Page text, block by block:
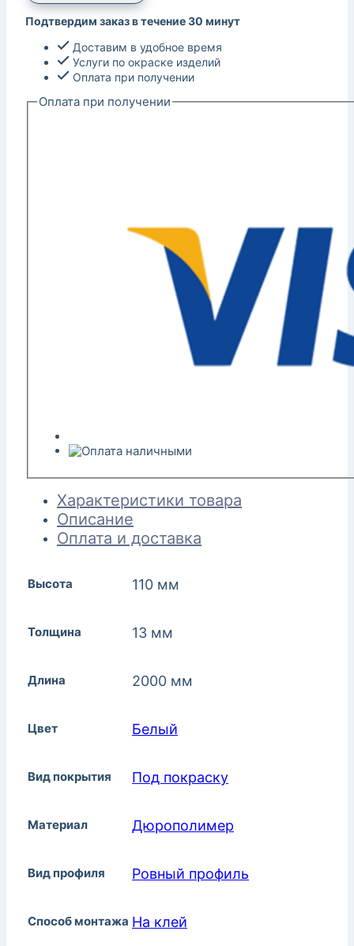
Подтвердим заказ в течение 30 минут
Доставим в удобное время
Услуги по окраске изделий
Оплата при получении
Оплата при получении
Характеристики товара
Описание
Оплата и доставка
Высота 110 мм
Толщина 13 мм
Длина 2000 мм
Цвет Белый
Вид покрытия Под покраску
Материал Дюрополимер
Вид профиля Ровный профиль
Способ монтажа На клей